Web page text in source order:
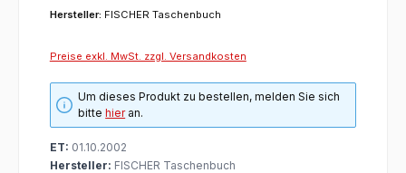
Hersteller: FISCHER Taschenbuch
Preise exkl. MwSt. zzgl. Versandkosten
Um dieses Produkt zu bestellen, melden Sie sich
bittehieran.
ET: 01.10.2002
Hersteller: FISCHER Taschenbuch